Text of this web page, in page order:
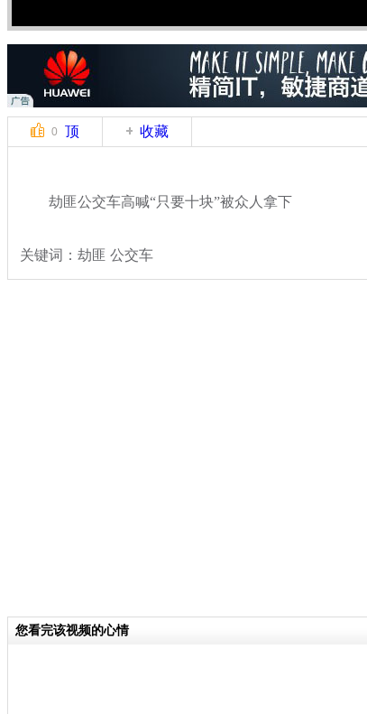
0 顶 收藏
劫匪公交车高喊“只要十块”被众人拿下
关键词：劫匪 公交车
您看完该视频的心情